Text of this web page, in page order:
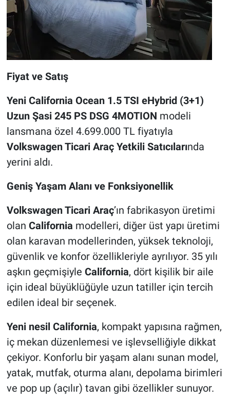
Fiyat ve Satış
Yeni California Ocean 1.5 TSI eHybrid (3+1)
Uzun Şasi 245 PS DSG 4MOTION modeli
lansmana özel 4.699.000 TL fiyatıyla
Volkswagen Ticari Araç Yetkili Satıcılarında
yerini aldı.
Geniş Yaşam Alanı ve Fonksiyonellik
Volkswagen Ticari Araç’ın fabrikasyon üretimi
olan California modelleri, diğer üst yapı üretimi
olan karavan modellerinden, yüksek teknoloji,
güvenlik ve konfor özellikleriyle ayrılıyor. 35 yılı
aşkın geçmişiyle California, dört kişilik bir aile
için ideal büyüklüğüyle uzun tatiller için tercih
edilen ideal bir seçenek.
Yeni nesil California, kompakt yapısına rağmen,
iç mekan düzenlemesi ve işlevselliğiyle dikkat
çekiyor. Konforlu bir yaşam alanı sunan model,
yatak, mutfak, oturma alanı, depolama birimleri
ve pop up (açılır) tavan gibi özellikler sunuyor.